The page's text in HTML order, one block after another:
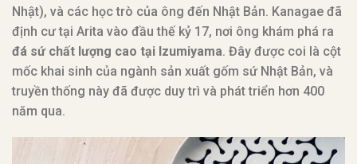
Nhật), và các học trò của ông đến Nhật Bản. Kanagae đã
định cư tại Arita vào đầu thế kỷ 17, nơi ông khám phá ra
đá sứ chất lượng cao tại Izumiyama. Đây được coi là cột
mốc khai sinh của ngành sản xuất gốm sứ Nhật Bản, và
truyền thống này đã được duy trì và phát triển hơn 400
năm qua.